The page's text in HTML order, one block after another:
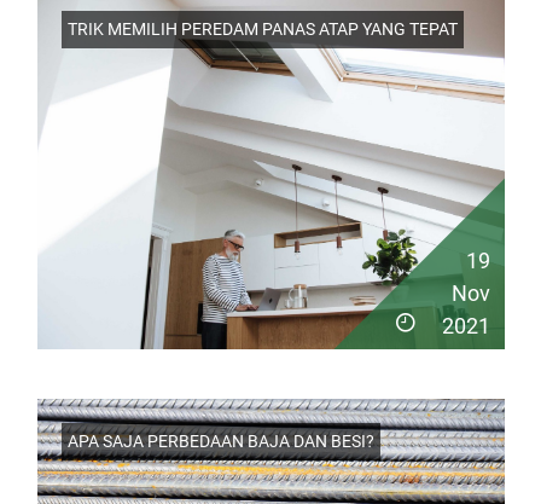
TRIK MEMILIH PEREDAM PANAS ATAP YANG TEPAT
19
Nov
2021
APA SAJA PERBEDAAN BAJA DAN BESI?